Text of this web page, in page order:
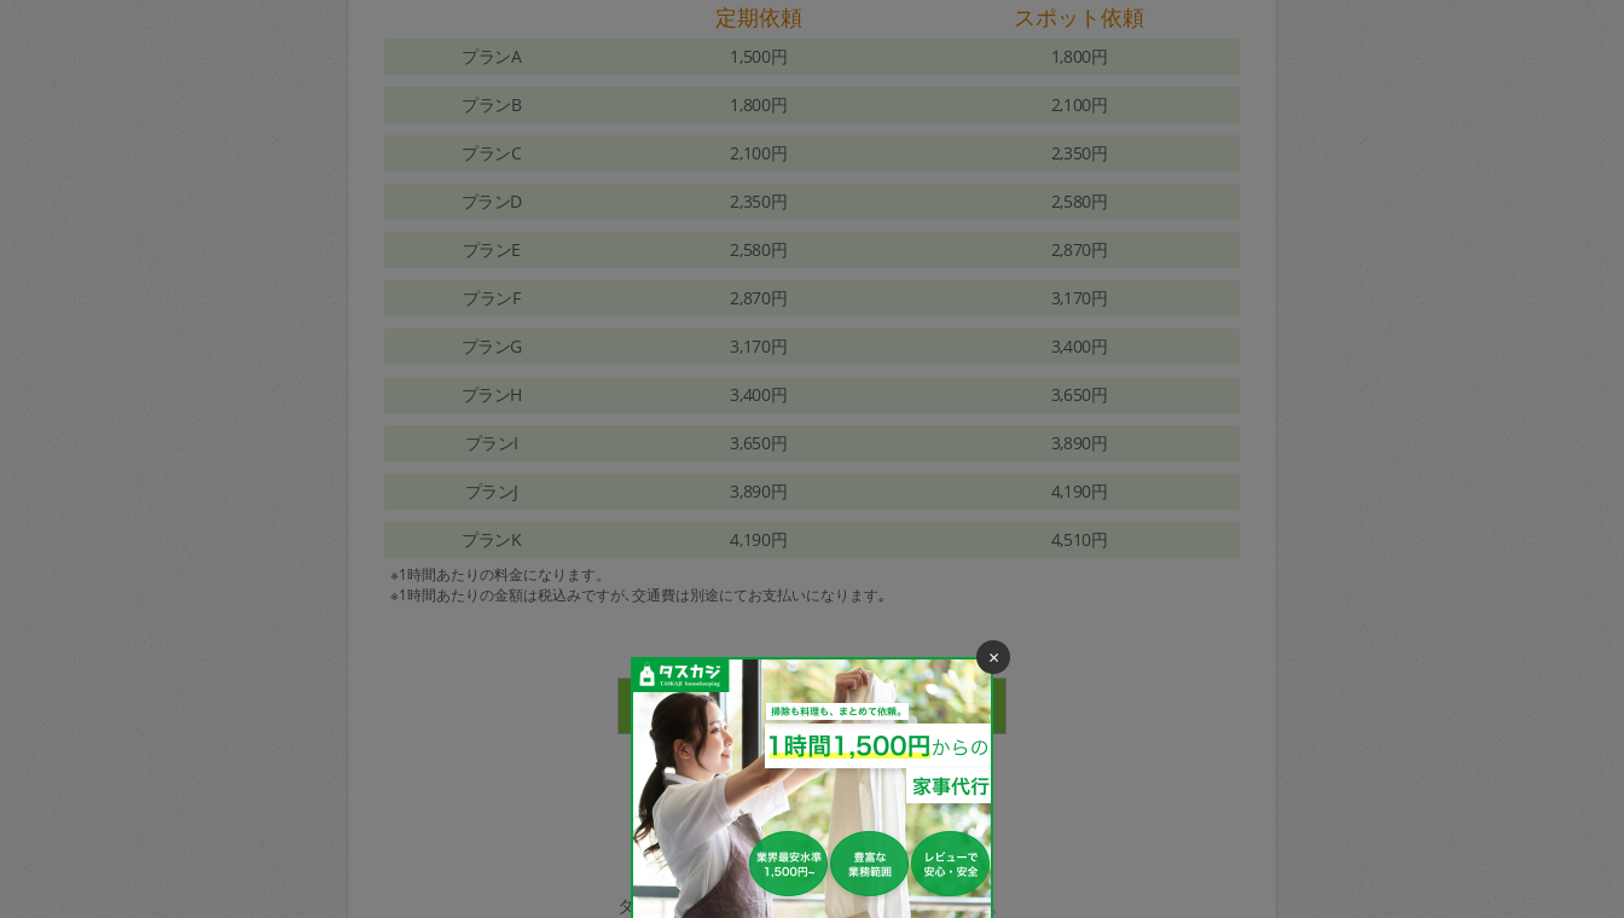
定期依頼 スポット依頼
プランA 1,500円 1,800円
プランB 1,800円 2,100円
プランC 2,100円 2,350円
プランD 2,350円 2,580円
プランE 2,580円 2,870円
プランF 2,870円 3,170円
プランG 3,170円 3,400円
プランH 3,400円 3,650円
プランI 3,650円 3,890円
プランJ 3,890円 4,190円
プランK 4,190円 4,510円
※1時間あたりの料金になります。
※1時間あたりの金額は税込みですが､交通費は別途にてお支払いになります｡
家事代行サービスの種類
タスカジで依頼できるサービスは下記となります。
×